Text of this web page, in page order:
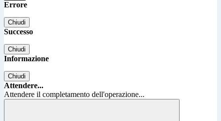
Errore
Chiudi
Successo
Chiudi
Informazione
Chiudi
Attendere...
Attendere il completamento dell'operazione...